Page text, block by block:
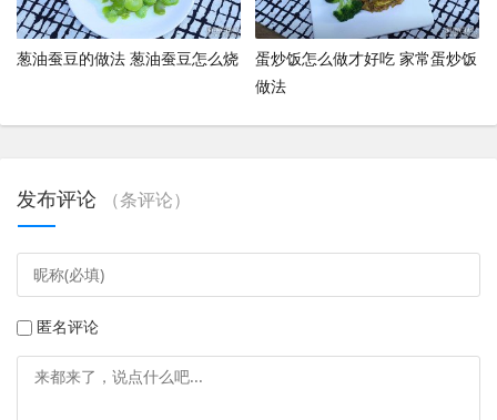
葱油蚕豆的做法 葱油蚕豆怎么烧
蛋炒饭怎么做才好吃 家常蛋炒饭
做法
发布评论 （条评论）
匿名评论